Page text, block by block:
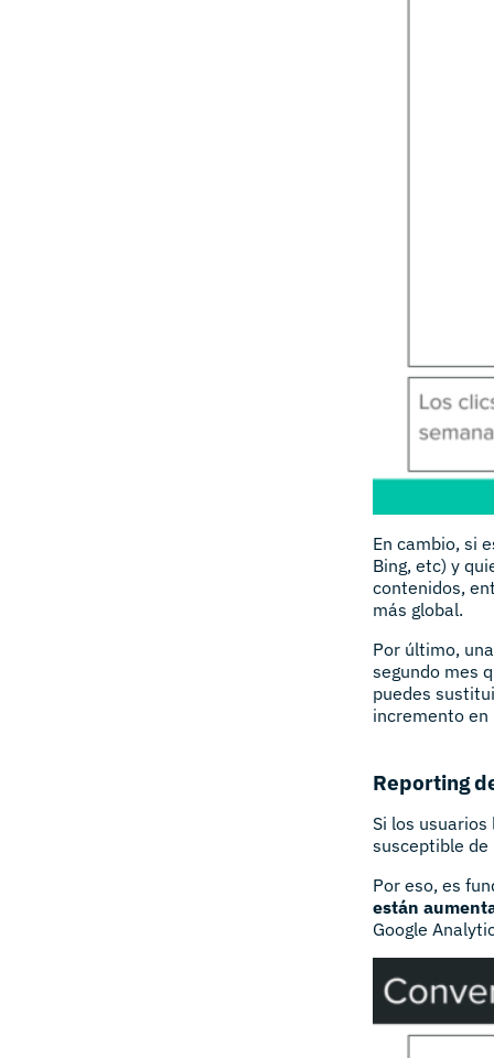
En cambio, si
Bing, etc) y
contenidos,
más global.
Por último,
segundo mes
puedes
incremento en
Reporting
Si los
susceptible de
Por eso, es
están
Google